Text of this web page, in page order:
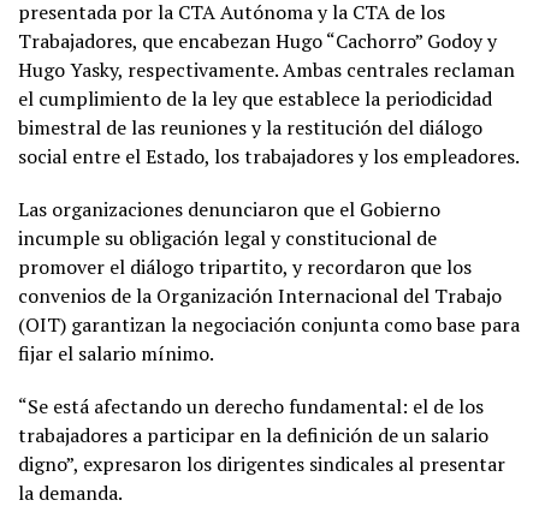
presentada por la CTA Autónoma y la CTA de los
Trabajadores, que encabezan Hugo “Cachorro” Godoy y
Hugo Yasky, respectivamente. Ambas centrales reclaman
el cumplimiento de la ley que establece la periodicidad
bimestral de las reuniones y la restitución del diálogo
social entre el Estado, los trabajadores y los empleadores.
Las organizaciones denunciaron que el Gobierno
incumple su obligación legal y constitucional de
promover el diálogo tripartito, y recordaron que los
convenios de la Organización Internacional del Trabajo
(OIT) garantizan la negociación conjunta como base para
fijar el salario mínimo.
“Se está afectando un derecho fundamental: el de los
trabajadores a participar en la definición de un salario
digno”, expresaron los dirigentes sindicales al presentar
la demanda.